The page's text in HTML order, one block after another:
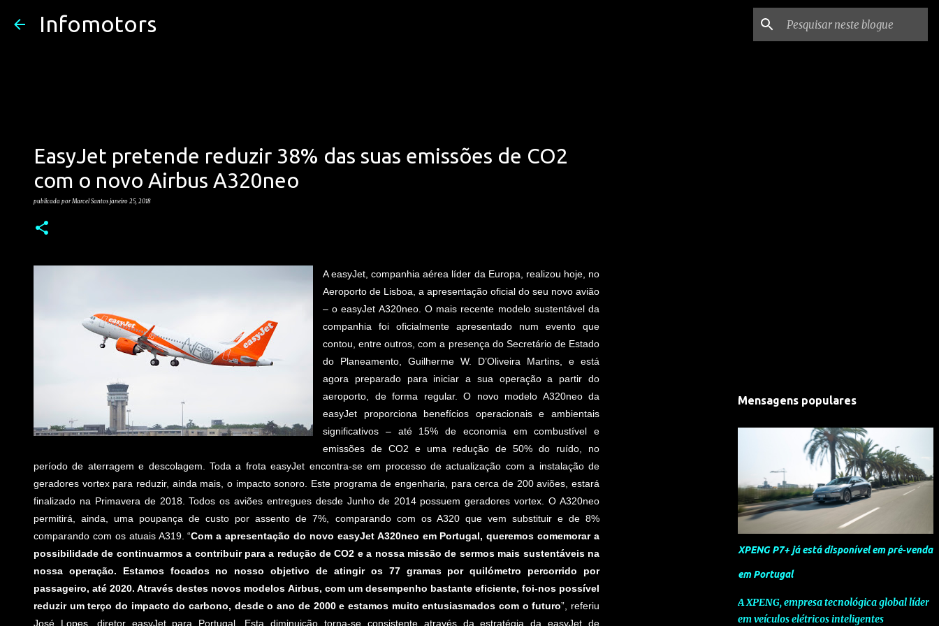
Infomotors
EasyJet pretende reduzir 38% das suas emissões de CO2
com o novo Airbus A320neo
publicada porMarcel Santos janeiro 25, 2018
A easyJet, companhia aérea líder da Europa, realizou hoje, no
Aeroporto de Lisboa, a apresentação oficial do seu novo avião
– o easyJet A320neo. O mais recente modelo sustentável da
companhia foi oficialmente apresentado num evento que
contou, entre outros, com a presença do Secretário de Estado
do Planeamento, Guilherme W. D’Oliveira Martins, e está
agora preparado para iniciar a sua operação a partir do
aeroporto, de forma regular. O novo modelo A320neo da
easyJet proporciona benefícios operacionais e ambientais
significativos – até 15% de economia em combustível e
emissões de CO2 e uma redução de 50% do ruído, no
período de aterragem e descolagem. Toda a frota easyJet encontra-se em processo de actualização com a instalação de
geradores vortex para reduzir, ainda mais, o impacto sonoro. Este programa de engenharia, para cerca de 200 aviões, estará
finalizado na Primavera de 2018. Todos os aviões entregues desde Junho de 2014 possuem geradores vortex. O A320neo
permitirá, ainda, uma poupança de custo por assento de 7%, comparando com os A320 que vem substituir e de 8%
comparando com os atuais A319. “Com a apresentação do novo easyJet A320neo em Portugal, queremos comemorar a
possibilidade de continuarmos a contribuir para a redução de CO2 e a nossa missão de sermos mais sustentáveis na
nossa operação. Estamos focados no nosso objetivo de atingir os 77 gramas por quilómetro percorrido por
passageiro, até 2020. Através destes novos modelos Airbus, com um desempenho bastante eficiente, foi-nos possível
reduzir um terço do impacto do carbono, desde o ano de 2000 e estamos muito entusiasmados com o futuro”, referiu
José Lopes, diretor easyJet para Portugal. Esta diminuição torna-se consistente através da estratégia da easyJet de
Mensagens populares
XPENG P7+ já está disponível em pré-venda
em Portugal
A XPENG, empresa tecnológica global líder
em veículos elétricos inteligentes